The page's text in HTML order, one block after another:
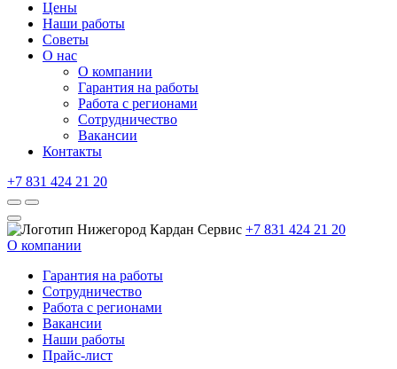
Цены
Наши работы
Советы
О нас
О компании
Гарантия на работы
Работа с регионами
Сотрудничество
Вакансии
Контакты
+7 831 424 21 20
+7 831 424 21 20
О компании
Гарантия на работы
Сотрудничество
Работа с регионами
Вакансии
Наши работы
Прайс-лист